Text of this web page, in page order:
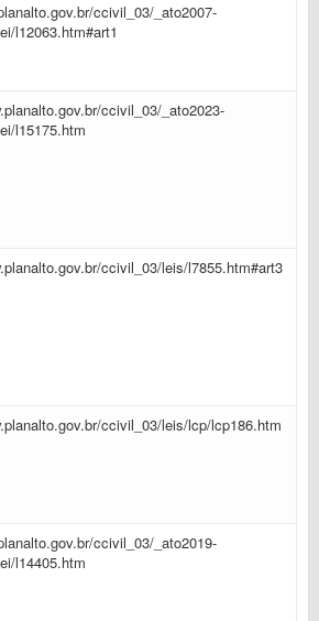
ccivil_03/_ato2007-
l12063.htm#art1
ccivil_03/_ato2023-
l15175.htm
ccivil_03/leis/l7855.htm#art3
ccivil_03/leis/lcp/lcp186.htm
ccivil_03/_ato2019-
l14405.htm